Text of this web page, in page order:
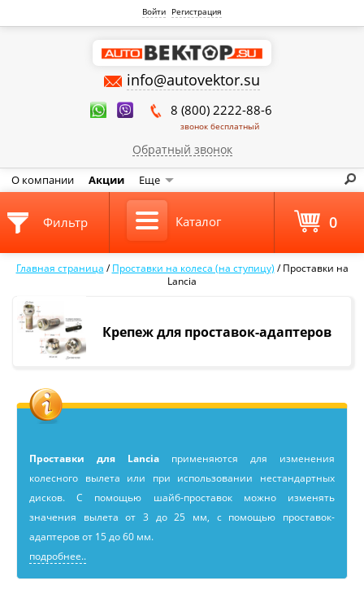
Войти Регистрация
info@autovektor.su
8 (800) 2222-88-6
звонок бесплатный
Обратный звонок
О компании Акции Еще
Главная страница /Проставки на колеса (на ступицу) /Проставки на
Lancia
Крепеж для проставок-адаптеров
Проставки для Lancia применяютcя для изменения
колесного вылета или при использовании нестандартных
дисков. С помощью шайб-проставок можно изменять
значения вылета от 3 до 25 мм, с помощью проставок-
адаптеров от 15 до 60 мм.
подробнее..
Фильтр Каталог 0